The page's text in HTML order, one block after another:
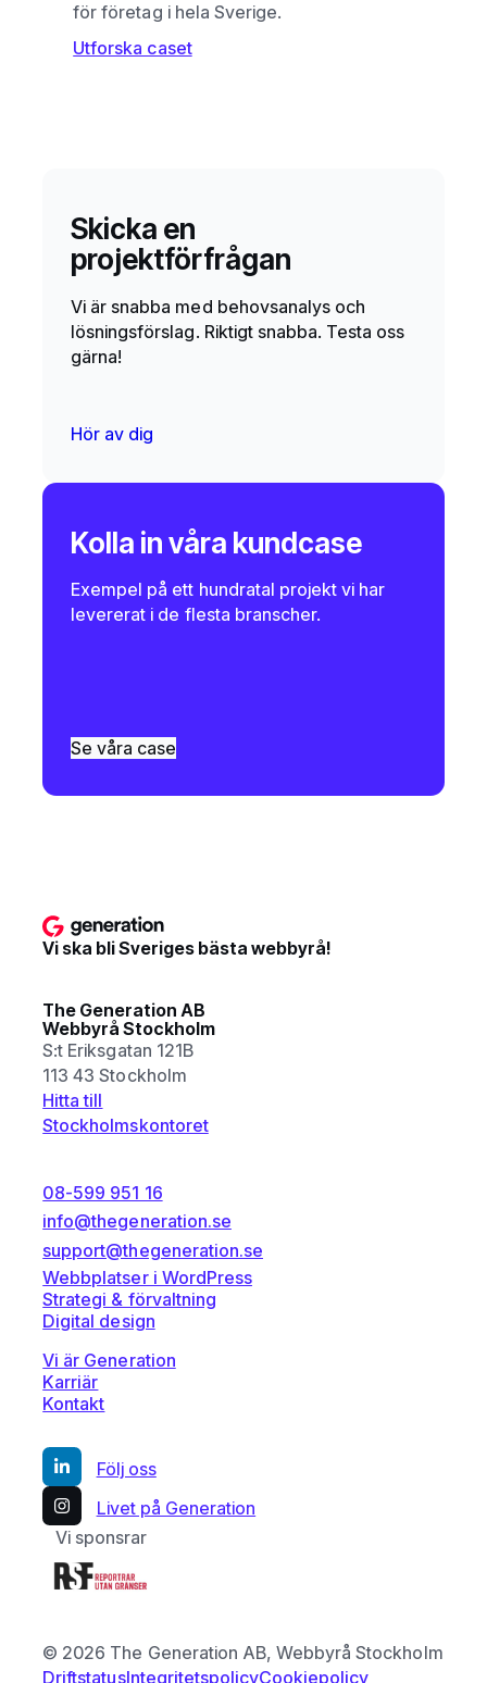
för företag i hela Sverige.
Utforska caset
Skicka en
projektförfrågan
Vi är snabba med behovsanalys och
lösningsförslag. Riktigt snabba. Testa oss
gärna!
Hör av dig
Kolla in våra kundcase
Exempel på ett hundratal projekt vi har
levererat i de flesta branscher.
Se våra case
Vi ska bli Sveriges bästa webbyrå!
The Generation AB
Webbyrå Stockholm
S:t Eriksgatan 121B
113 43 Stockholm
Hitta till
Stockholmskontoret
08-599 951 16
info@thegeneration.se
support@thegeneration.se
Webbplatser i WordPress
Strategi & förvaltning
Digital design
Vi är Generation
Karriär
Kontakt
Följ oss
Livet på Generation
Vi sponsrar
© 2026 The Generation AB, Webbyrå Stockholm
DriftstatusIntegritetspolicyCookiepolicy